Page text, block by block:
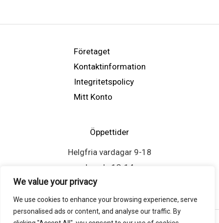
We value your privacy
We use cookies to enhance your browsing experience, serve
personalised ads or content, and analyse our traffic. By
Företaget
Kontaktinformation
Integritetspolicy
Mitt Konto
Öppettider
Helgfria vardagar 9-18
Lunch: 13-14